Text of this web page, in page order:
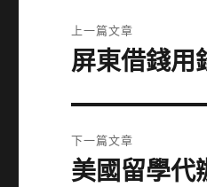
章
上一篇文章
上
篇
文
章:
屏東借錢用
下一篇文章
下
美國留學代